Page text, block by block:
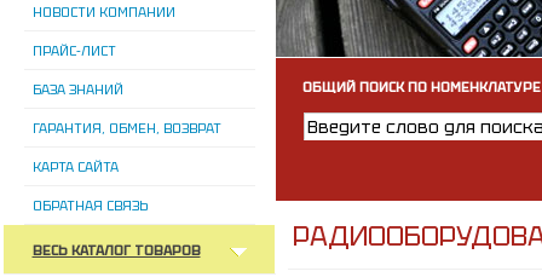
НОВОСТИ КОМПАНИИ
ПРАЙС-ЛИСТ
БАЗА ЗНАНИЙ
ГАРАНТИЯ, ОБМЕН, ВОЗВРАТ
КАРТА САЙТА
ОБРАТНАЯ СВЯЗЬ
ВЕСЬ КАТАЛОГ ТОВАРОВ
ОБЩИЙ ПОИСК ПО НОМЕНКЛАТУРЕ